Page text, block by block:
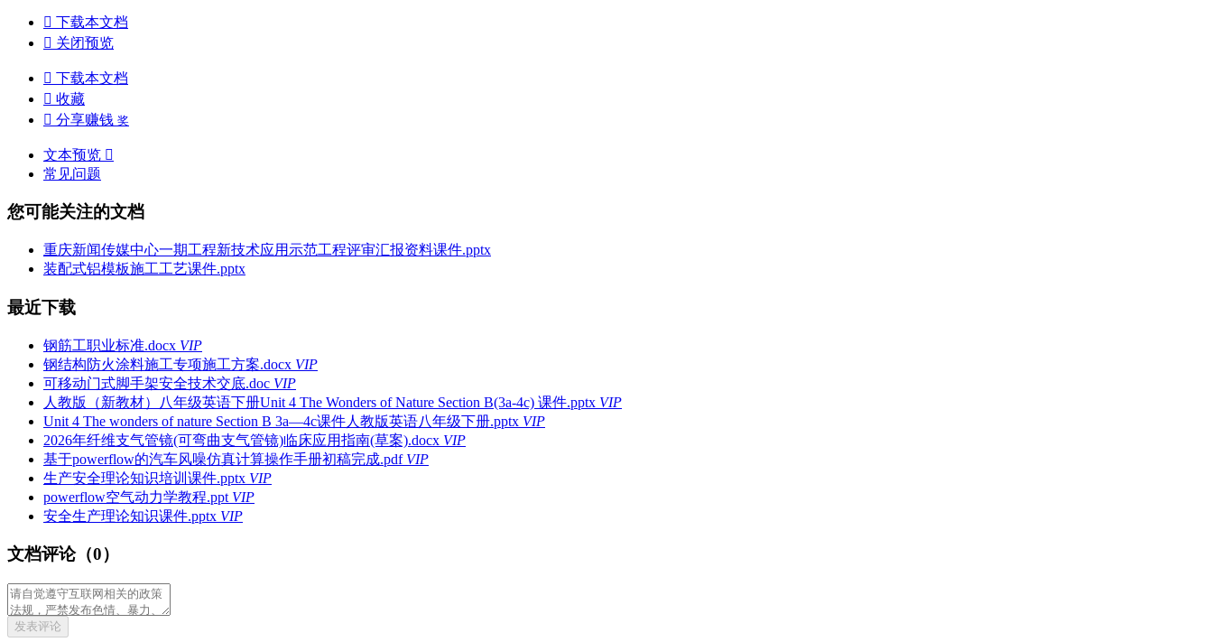
 下载本文档
 关闭预览
 下载本文档
 收藏
 分享赚钱 奖
文本预览 
常见问题
您可能关注的文档
重庆新闻传媒中心一期工程新技术应用示范工程评审汇报资料课件.pptx
装配式铝模板施工工艺课件.pptx
最近下载
钢筋工职业标准.docx VIP
钢结构防火涂料施工专项施工方案.docx VIP
可移动门式脚手架安全技术交底.doc VIP
人教版（新教材）八年级英语下册Unit 4 The Wonders of Nature Section B(3a-4c) 课件.pptx VIP
Unit 4 The wonders of nature Section B 3a—4c课件人教版英语八年级下册.pptx VIP
2026年纤维支气管镜(可弯曲支气管镜)临床应用指南(草案).docx VIP
基于powerflow的汽车风噪仿真计算操作手册初稿完成.pdf VIP
生产安全理论知识培训课件.pptx VIP
powerflow空气动力学教程.ppt VIP
安全生产理论知识课件.pptx VIP
文档评论（0）
发表评论